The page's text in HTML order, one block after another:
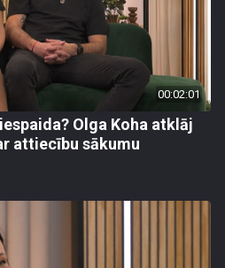
00:02:01
Olga Koha atklāj
attiecību sākumu